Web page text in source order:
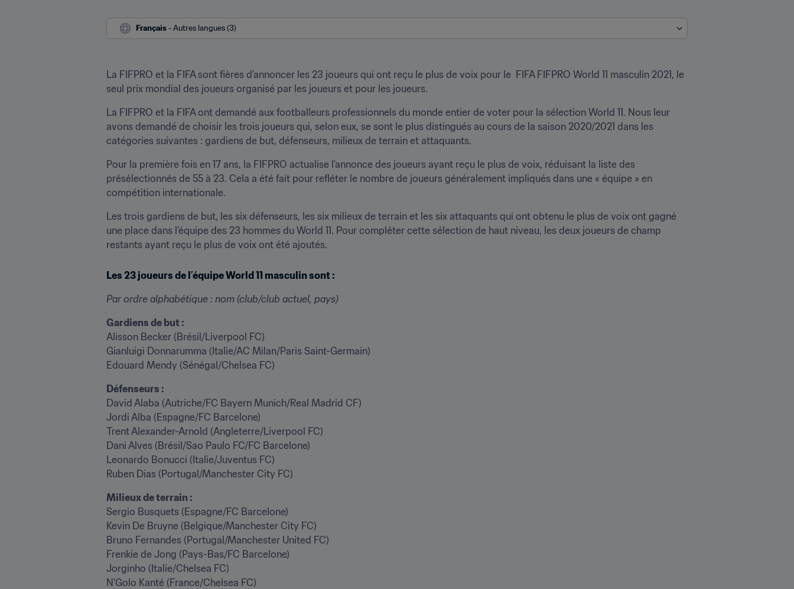
Français - Autres langues (3)
La FIFPRO et la FIFA sont fières d'annoncer les 23 joueurs qui ont reçu le plus de voix pour le  FIFA FIFPRO World 11 masculin 2021, le
seul prix mondial des joueurs organisé par les joueurs et pour les joueurs.
La FIFPRO et la FIFA ont demandé aux footballeurs professionnels du monde entier de voter pour la sélection World 11. Nous leur
avons demandé de choisir les trois joueurs qui, selon eux, se sont le plus distingués au cours de la saison 2020/2021 dans les
catégories suivantes : gardiens de but, défenseurs, milieux de terrain et attaquants.
Pour la première fois en 17 ans, la FIFPRO actualise l'annonce des joueurs ayant reçu le plus de voix, réduisant la liste des
présélectionnés de 55 à 23. Cela a été fait pour refléter le nombre de joueurs généralement impliqués dans une « équipe » en
compétition internationale.
Les trois gardiens de but, les six défenseurs, les six milieux de terrain et les six attaquants qui ont obtenu le plus de voix ont gagné
une place dans l'équipe des 23 hommes du World 11. Pour compléter cette sélection de haut niveau, les deux joueurs de champ
restants ayant reçu le plus de voix ont été ajoutés.
Les 23 joueurs de l’équipe World 11 masculin sont :
Par ordre alphabétique : nom (club/club actuel, pays)
Gardiens de but :
Alisson Becker (Brésil/Liverpool FC)
Gianluigi Donnarumma (Italie/AC Milan/Paris Saint-Germain)
Edouard Mendy (Sénégal/Chelsea FC)
Défenseurs :
David Alaba (Autriche/FC Bayern Munich/Real Madrid CF)
Jordi Alba (Espagne/FC Barcelone)
Trent Alexander-Arnold (Angleterre/Liverpool FC)
Dani Alves (Brésil/Sao Paulo FC/FC Barcelone)
Leonardo Bonucci (Italie/Juventus FC)
Ruben Dias (Portugal/Manchester City FC)
Milieux de terrain :
Sergio Busquets (Espagne/FC Barcelone)
Kevin De Bruyne (Belgique/Manchester City FC)
Bruno Fernandes (Portugal/Manchester United FC)
Frenkie de Jong (Pays-Bas/FC Barcelone)
Jorginho (Italie/Chelsea FC)
N'Golo Kanté (France/Chelsea FC)